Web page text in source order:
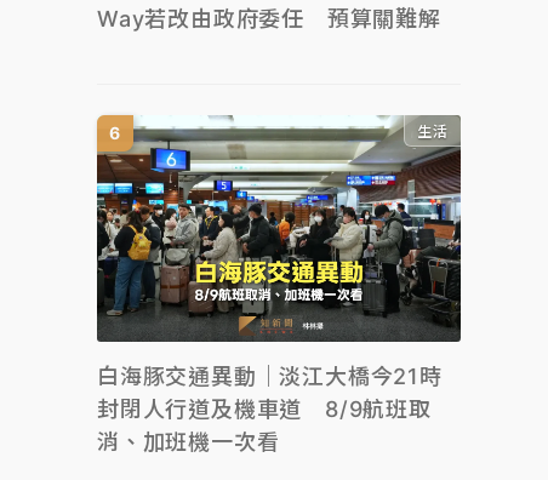
Way若改由政府委任 預算關難解
生活
白海豚交通異動｜淡江大橋今21時
封閉人行道及機車道 8/9航班取
消、加班機一次看